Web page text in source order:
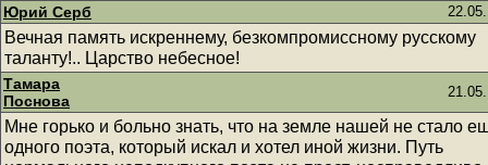
Юрий Серб
Вечная память искреннему, безкомпромиссному русскому
таланту!.. Царство небесное!
Тамара
Поснова
Мне горько и больно знать, что на земле нашей не стало
одного поэта, который искал и хотел иной жизни. Путь